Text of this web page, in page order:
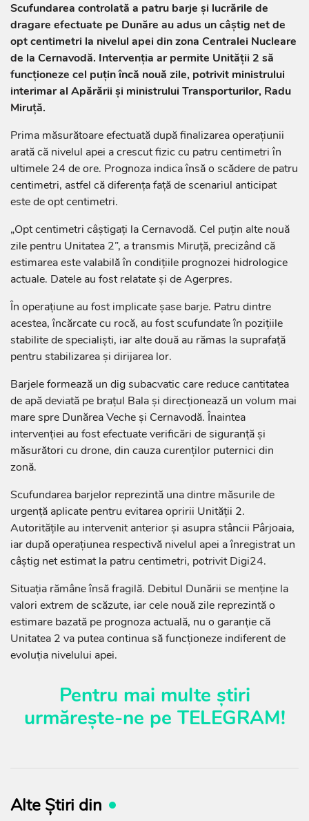
Scufundarea controlată a patru barje și lucrările de
dragare efectuate pe Dunăre au adus un câștig net de
opt centimetri la nivelul apei din zona Centralei Nucleare
de la Cernavodă. Intervenția ar permite Unității 2 să
funcționeze cel puțin încă nouă zile, potrivit ministrului
interimar al Apărării și ministrului Transporturilor, Radu
Miruță.
Prima măsurătoare efectuată după finalizarea operațiunii
arată că nivelul apei a crescut fizic cu patru centimetri în
ultimele 24 de ore. Prognoza indica însă o scădere de patru
centimetri, astfel că diferența față de scenariul anticipat
este de opt centimetri.
„Opt centimetri câștigați la Cernavodă. Cel puțin alte nouă
zile pentru Unitatea 2”, a transmis Miruță, precizând că
estimarea este valabilă în condițiile prognozei hidrologice
actuale. Datele au fost relatate și de Agerpres.
În operațiune au fost implicate șase barje. Patru dintre
acestea, încărcate cu rocă, au fost scufundate în pozițiile
stabilite de specialiști, iar alte două au rămas la suprafață
pentru stabilizarea și dirijarea lor.
Barjele formează un dig subacvatic care reduce cantitatea
de apă deviată pe brațul Bala și direcționează un volum mai
mare spre Dunărea Veche și Cernavodă. Înaintea
intervenției au fost efectuate verificări de siguranță și
măsurători cu drone, din cauza curenților puternici din
zonă.
Scufundarea barjelor reprezintă una dintre măsurile de
urgență aplicate pentru evitarea opririi Unității 2.
Autoritățile au intervenit anterior și asupra stâncii Pârjoaia,
iar după operațiunea respectivă nivelul apei a înregistrat un
câștig net estimat la patru centimetri, potrivit Digi24.
Situația rămâne însă fragilă. Debitul Dunării se menține la
valori extrem de scăzute, iar cele nouă zile reprezintă o
estimare bazată pe prognoza actuală, nu o garanție că
Unitatea 2 va putea continua să funcționeze indiferent de
evoluția nivelului apei.
Pentru mai multe știri
urmărește-ne pe TELEGRAM!
Alte Știri din